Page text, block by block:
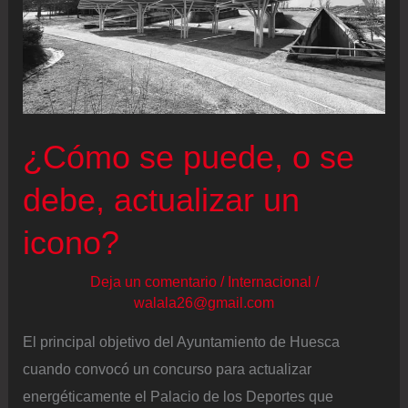
¿Cómo se puede, o se
debe, actualizar un
icono?
Deja un comentario / Internacional /
walala26@gmail.com
El principal objetivo del Ayuntamiento de Huesca
cuando convocó un concurso para actualizar
energéticamente el Palacio de los Deportes que